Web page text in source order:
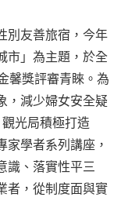
別友善旅宿，今年
市」為主題，於全
馨獎評審青睞。為
，減少婦女安全疑
光局積極打造
家學者系列講座，
識、落實性平三
者，從制度面與實